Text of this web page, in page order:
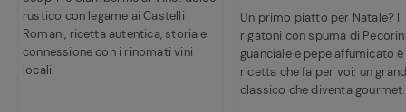
rustico con legame ai Castelli
Romani, ricetta autentica, storia e
connessione con i rinomati vini
locali.
Un primo piatto per Natale? I
rigatoni con spuma di
guanciale e pepe affumicato è
ricetta che fa per voi: un
classico che diventa gourmet.